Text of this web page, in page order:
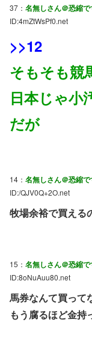
37： 名無しさん＠恐縮
ID:4mZtWsPf0.net
>>12
そもそも競
日本じゃ小
だが
14： 名無しさん＠恐縮
ID:/QJV0Q+2O.net
牧場余裕で買える
15： 名無しさん＠恐縮
ID:8oNuAuu80.net
馬券なんて買って
もう腐るほど金持